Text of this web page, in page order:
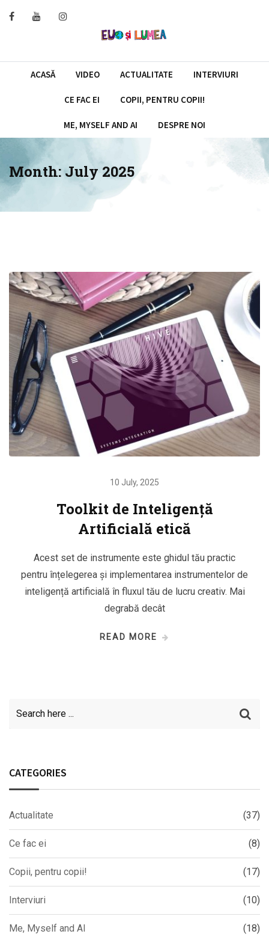
ACASĂ VIDEO ACTUALITATE INTERVIURI
CE FAC EI COPII, PENTRU COPII!
ME, MYSELF AND AI DESPRE NOI
Month:July 2025
10 July, 2025
Toolkit de Inteligență
Artificială etică
Acest set de instrumente este ghidul tău practic
pentru înțelegerea și implementarea instrumentelor de
inteligență artificială în fluxul tău de lucru creativ. Mai
degrabă decât
READ MORE
CATEGORIES
Actualitate (37)
Ce fac ei (8)
Copii, pentru copii! (17)
Interviuri (10)
Me, Myself and AI (18)